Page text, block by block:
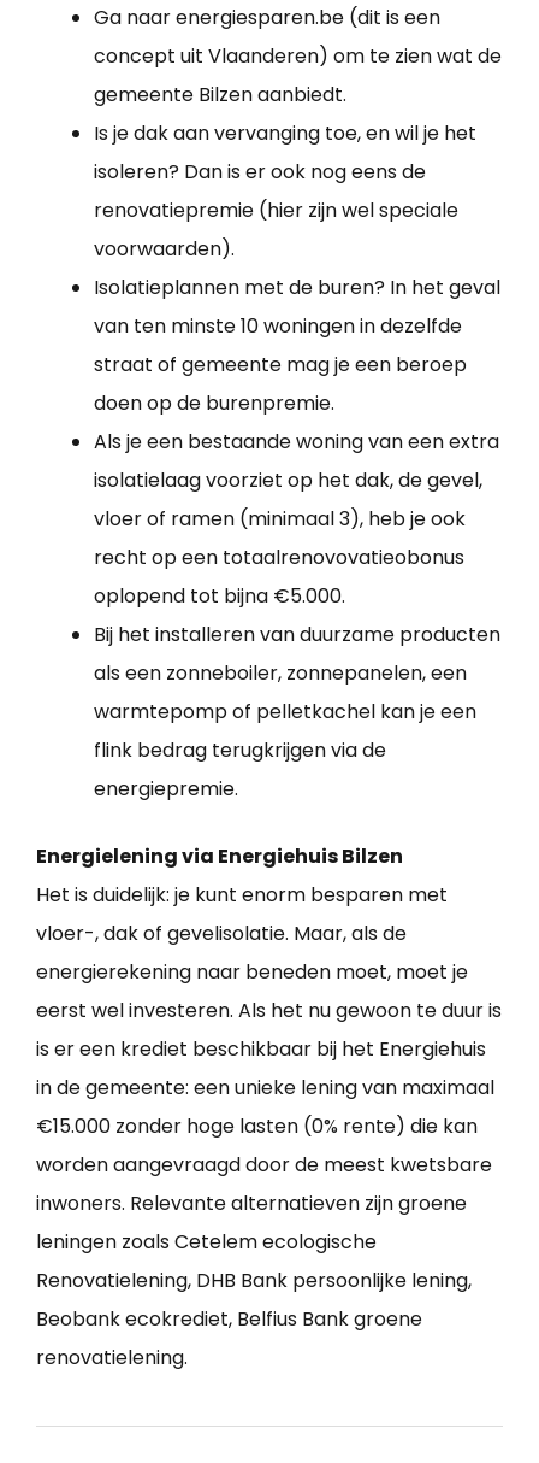
Ga naar energiesparen.be (dit is een
concept uit Vlaanderen) om te zien wat de
gemeente Bilzen aanbiedt.
Is je dak aan vervanging toe, en wil je het
isoleren? Dan is er ook nog eens de
renovatiepremie (hier zijn wel speciale
voorwaarden).
Isolatieplannen met de buren? In het geval
van ten minste 10 woningen in dezelfde
straat of gemeente mag je een beroep
doen op de burenpremie.
Als je een bestaande woning van een extra
isolatielaag voorziet op het dak, de gevel,
vloer of ramen (minimaal 3), heb je ook
recht op een totaalrenovovatieobonus
oplopend tot bijna €5.000.
Bij het installeren van duurzame producten
als een zonneboiler, zonnepanelen, een
warmtepomp of pelletkachel kan je een
flink bedrag terugkrijgen via de
energiepremie.
Energielening via Energiehuis Bilzen
Het is duidelijk: je kunt enorm besparen met
vloer-, dak of gevelisolatie. Maar, als de
energierekening naar beneden moet, moet je
eerst wel investeren. Als het nu gewoon te duur is
is er een krediet beschikbaar bij het Energiehuis
in de gemeente: een unieke lening van maximaal
€15.000 zonder hoge lasten (0% rente) die kan
worden aangevraagd door de meest kwetsbare
inwoners. Relevante alternatieven zijn groene
leningen zoals Cetelem ecologische
Renovatielening, DHB Bank persoonlijke lening,
Beobank ecokrediet, Belfius Bank groene
renovatielening.